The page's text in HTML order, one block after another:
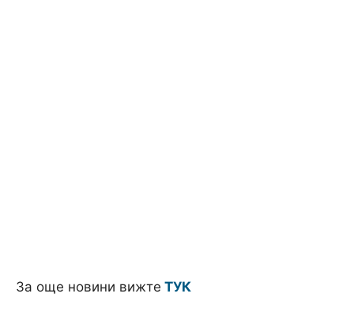
За още новини вижте ТУК